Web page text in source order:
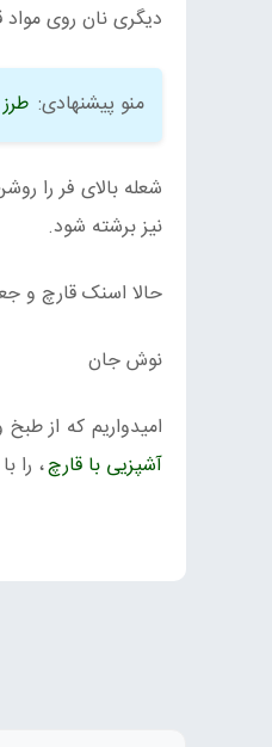
دیگری نان روی
منو پیشنهادی:
شعله بالای فر را
نیز برشته شود.
حالا اسنک قارچ و
نوش جان
امیدواریم که از
آشپزیی با قارچ، را